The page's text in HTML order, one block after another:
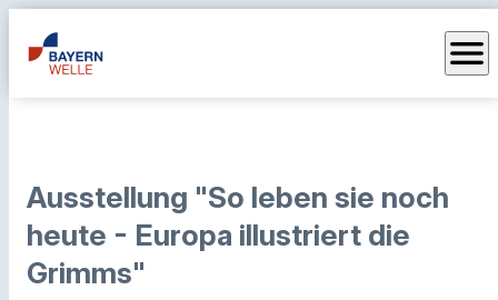
menu
Ausstellung "So leben sie noch
heute - Europa illustriert die
Grimms"